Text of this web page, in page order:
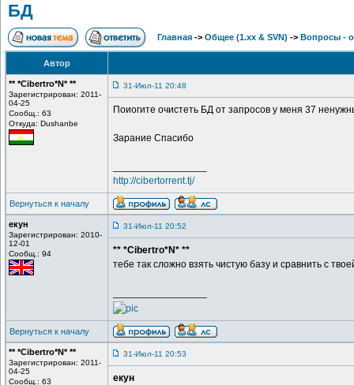
БД
Главная -> Общее (1.хх & SVN) -> Вопросы -
Автор
** *Cibertro*N* **
Зарегистрирован: 2011-
04-25
Сообщ.: 63
Откуда: Dushanbe
31-Июл-11 20:48
Поиогите очистеть БД от запросов у меня 37
Зарание Спасибо
http://cibertorrent.tj/
Вернуться к началу
екун
Зарегистрирован: 2010-
12-01
Сообщ.: 94
31-Июл-11 20:52
** *Cibertro*N* **
тебе так сложно взять чистую базу и сравнить с
Вернуться к началу
** *Cibertro*N* **
Зарегистрирован: 2011-
04-25
Сообщ.: 63
31-Июл-11 20:53
екун